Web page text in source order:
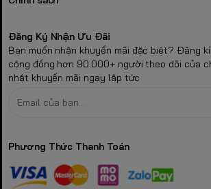
Đăng Ký Nhận Ưu Đãi
Bạn muốn nhận khuyến mãi đặc biệt? Đăng
cộng đồng hơn 90.000+ người theo dõi của
nhật khuyến mãi ngay lập tức
Phương Thức Thanh Toán